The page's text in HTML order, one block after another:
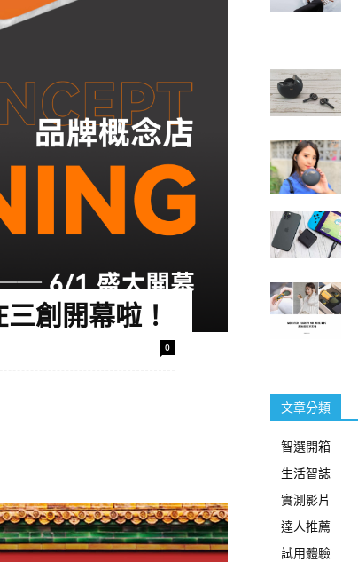
創開幕啦！
0
文章分類
智選開箱
生活智誌
實測影片
達人推薦
試用體驗